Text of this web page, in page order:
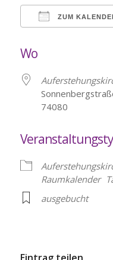
ZUM
Wo
74080
Raumkalender
ausgebucht